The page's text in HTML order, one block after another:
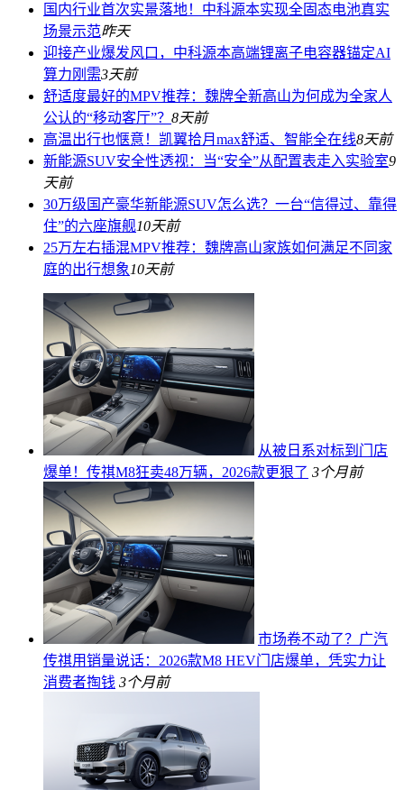
国内行业首次实景落地！中科源本实现全固态电池真实
场景示范昨天
迎接产业爆发风口，中科源本高端锂离子电容器锚定AI
算力刚需3天前
舒适度最好的MPV推荐：魏牌全新高山为何成为全家人
公认的“移动客厅”？ 8天前
高温出行也惬意！凯翼拾月max舒适、智能全在线8天前
新能源SUV安全性透视：当“安全”从配置表走入实验室9
天前
30万级国产豪华新能源SUV怎么选？一台“信得过、靠得
住”的六座旗舰10天前
25万左右插混MPV推荐：魏牌高山家族如何满足不同家
庭的出行想象 10天前
从被日系对标到门店
爆单！传祺M8狂卖48万辆，2026款更狠了 3个月前
市场卷不动了？广汽
传祺用销量说话：2026款M8 HEV门店爆单，凭实力让
消费者掏钱 3个月前